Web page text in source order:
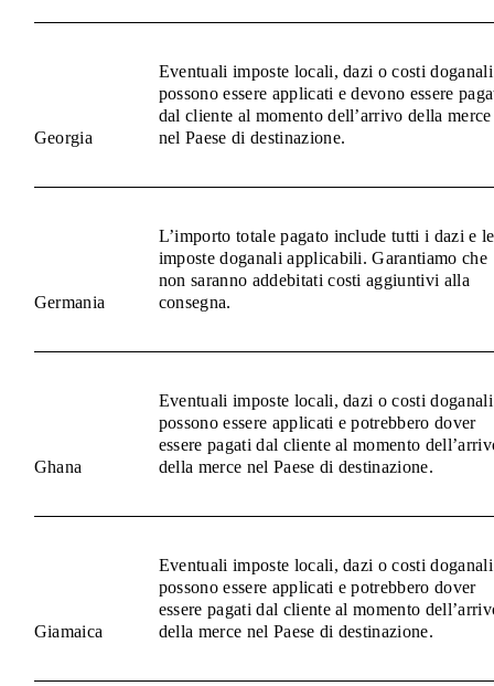
Georgia
Eventuali imposte locali, dazi o costi doganali
possono essere applicati e devono essere
dal cliente al momento dell’arrivo della merce
nel Paese di destinazione.
Germania
L’importo totale pagato include tutti i dazi e le
imposte doganali applicabili. Garantiamo che
non saranno addebitati costi aggiuntivi alla
consegna.
Ghana
Eventuali imposte locali, dazi o costi doganali
possono essere applicati e potrebbero dover
essere pagati dal cliente al momento
della merce nel Paese di destinazione.
Giamaica
Eventuali imposte locali, dazi o costi doganali
possono essere applicati e potrebbero dover
essere pagati dal cliente al momento
della merce nel Paese di destinazione.